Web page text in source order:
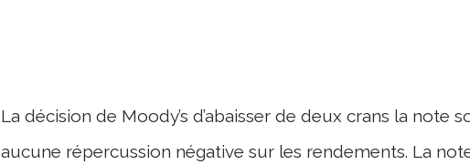
La décision de Moody’s d’abaisser de deux crans la note
aucune répercussion négative sur les rendements. La